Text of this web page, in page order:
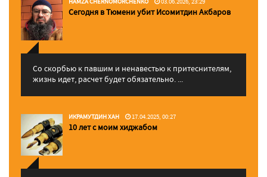
Сегодня в Тюмени убит Исомитдин Акбаров
Со скорбью к павшим и ненавестью к притеснителям,
жизнь идет, расчет будет обязательно. ...
ИКРАМУТДИН ХАН 17.04.2025, 00:27
10 лет с моим хиджабом